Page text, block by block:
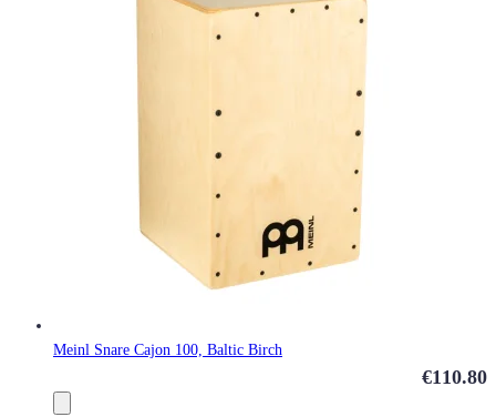
Meinl Snare Cajon 100, Baltic Birch
€110.80